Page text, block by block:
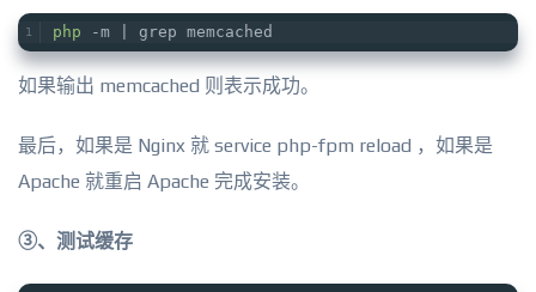
php -m | grep memcached
如果输出 memcached 则表示成功。
最后，如果是 Nginx 就 service php-fpm reload ，如果是
Apache 就重启 Apache 完成安装。
③、测试缓存